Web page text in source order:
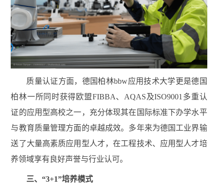
质量认证方面，德国柏林bbw应用技术大学更是德国
柏林一所同时获得欧盟FIBBA、AQAS及ISO9001多重认
证的应用型高校之一，充分体现其在国际标准下办学水平
与教育质量管理方面的卓越成效。多年来为德国工业界输
送了大量高素质应用型人才，在工程技术、应用型人才培
养领域享有良好声誉与行业认可。
三、“3+1”培养模式